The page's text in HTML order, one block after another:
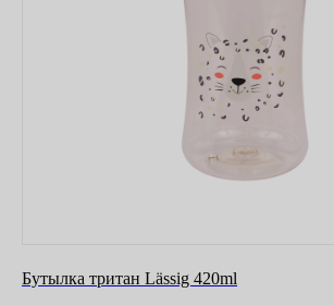
Бутылка тритан Lässig 420ml